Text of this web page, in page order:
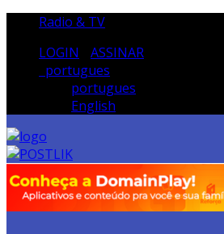
Radio & TV
LOGIN
ASSINAR
portugues
portugues
English